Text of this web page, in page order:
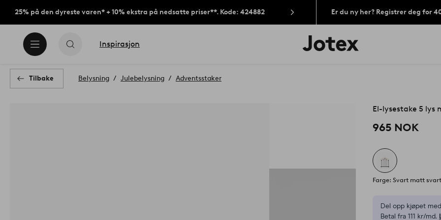
25% på den dyreste varen* + 10% ekstra på nedsatte priser**. Kode: 424882 Er du ny her? Registrer deg for
Inspirasjon
Jotex’
logo
Tilbake Belysning Julebelysning Adventsstaker
El-lysestake 5 lys
965 NOK
Farge: Svart matt svart
Del opp kjøpet
Betal fra 111 kr/md.